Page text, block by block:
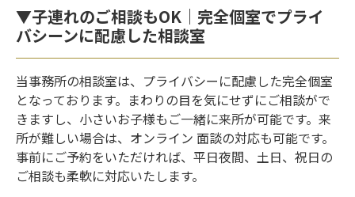
▼子連れのご相談もOK｜完全個室でプライ
バシーンに配慮した相談室
当事務所の相談室は、プライバシーに配慮した完全個室
となっております。まわりの目を気にせずにご相談がで
きますし、小さいお子様もご一緒に来所が可能です。来
所が難しい場合は、オンライン 面談の対応も可能です。
事前にご予約をいただければ、平日夜間、土日、祝日の
ご相談も柔軟に対応いたします。